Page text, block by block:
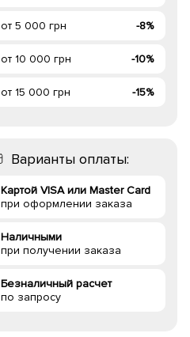
от 5 000 грн -8%
от 10 000 грн -10%
от 15 000 грн -15%
Варианты оплаты:
Картой VISA или Master Card
при оформлении заказа
Наличными
при получении заказа
Безналичный расчет
по запросу